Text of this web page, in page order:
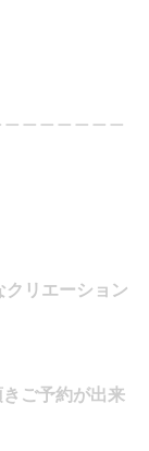
リエーション
ご予約が出来